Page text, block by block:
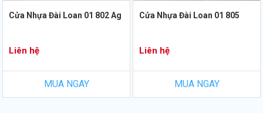
Cửa Nhựa Đài Loan 01 802 Ag
Liên hệ
MUA NGAY
Cửa Nhựa Đài Loan 01 805
Liên hệ
MUA NGAY